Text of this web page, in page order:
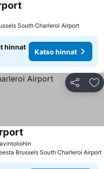
South Charleroi Airport
hinnat
Katso hinnat
Jaa
Brussels South Charleroi Airport